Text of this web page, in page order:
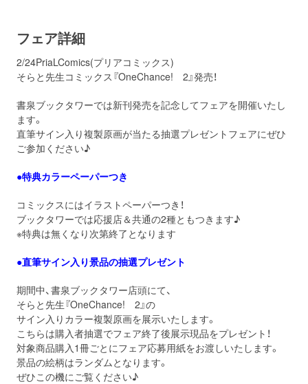
フェア詳細
2/24PriaLComics(プリアコミックス)
そらと先生コミックス『OneChance! 2』発売！
書泉ブックタワーでは新刊発売を記念してフェアを開催いたし
ます。
直筆サイン入り複製原画が当たる抽選プレゼントフェアにぜひ
ご参加ください♪
●特典カラーペーパーつき
コミックスにはイラストペーパーつき！
ブックタワーでは応援店＆共通の2種ともつきます♪
※特典は無くなり次第終了となります
●直筆サイン入り景品の抽選プレゼント
期間中、書泉ブックタワー店頭にて、
そらと先生『OneChance! 2』の
サイン入りカラー複製原画を展示いたします。
こちらは購入者抽選でフェア終了後展示現品をプレゼント！
対象商品購入1冊ごとにフェア応募用紙をお渡しいたします。
景品の絵柄はランダムとなります。
ぜひこの機にご覧ください♪